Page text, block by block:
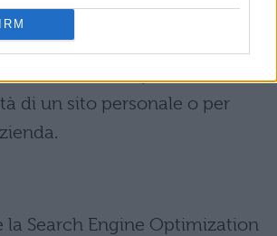
mirate in base al
corrono in soccorso in tutti
di un sito personale o per
la Search Engine Optimization